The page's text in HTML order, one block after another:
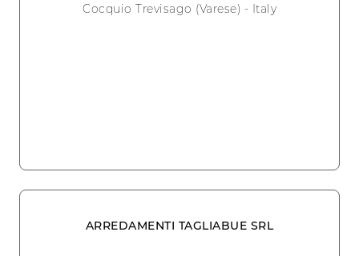
Cocquio Trevisago (Varese) - Italy
ARREDAMENTI TAGLIABUE SRL